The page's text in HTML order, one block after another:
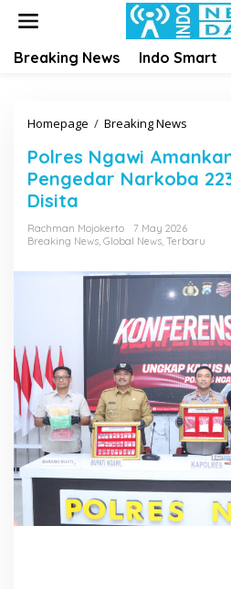
Breaking News Indo Smart
Homepage / Breaking News
l
r
a
w
A
m
a
n
k
a
n
2
T
e
Polres Ngawi
Pengedar Narkoba
Disita
Rachman Mojokerto
7 May 2026
Breaking News, Global News, Terbaru